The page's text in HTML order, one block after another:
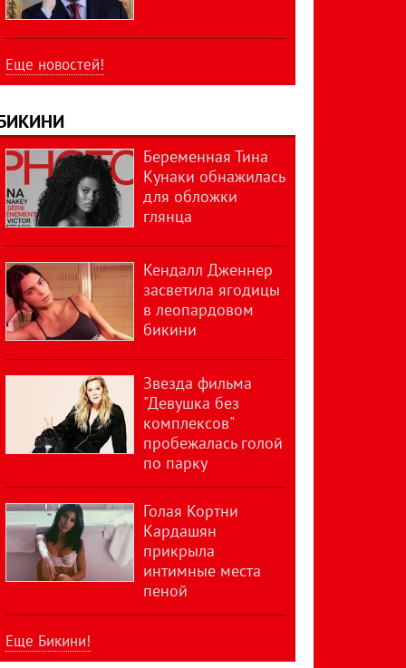
Еще новостей!
Беременная Тина
Кунаки обнажилась
для обложки
глянца
Кендалл Дженнер
засветила ягодицы
в леопардовом
бикини
Звезда фильма
"Девушка без
комплексов"
пробежалась голой
по парку
Голая Кортни
Кардашян
прикрыла
интимные места
пеной
Еще Бикини!